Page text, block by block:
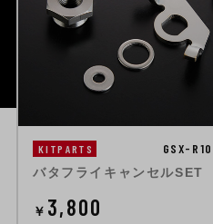
KITPARTS GSX-
バタフライキャンセルSET
￥ 3,800